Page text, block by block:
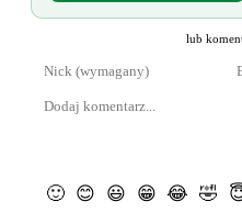
lub
🙂 😊 😃 😁 😂 🤣